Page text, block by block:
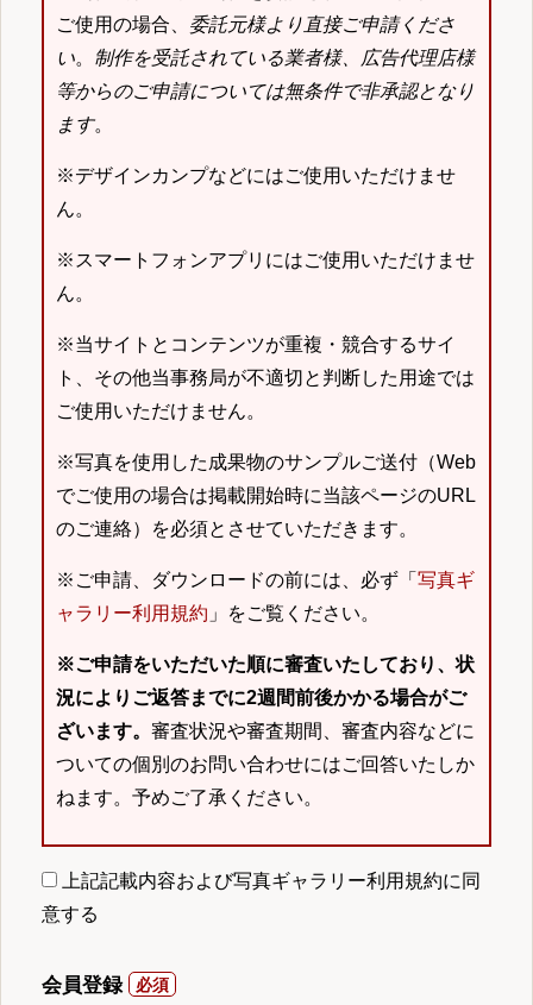
ご使用の場合、 委託元様より直接ご申請くださ
い。 制作を受託されている業者様、広告代理店様
等からのご申請については無条件で非承認となり
ます。
※デザインカンプなどにはご使用いただけませ
ん。
※スマートフォンアプリにはご使用いただけませ
ん。
※当サイトとコンテンツが重複・競合するサイ
ト、その他当事務局が不適切と判断した用途では
ご使用いただけません。
※写真を使用した成果物のサンプルご送付（Web
でご使用の場合は掲載開始時に当該ページのURL
のご連絡）を必須とさせていただきます。
※ご申請、ダウンロードの前には、必ず「 写真ギ
ャラリー利用規約 」をご覧ください。
※ご申請をいただいた順に審査いたしており、状
況によりご返答までに2週間前後かかる場合がご
ざいます。 審査状況や審査期間、審査内容などに
ついての個別のお問い合わせにはご回答いたしか
ねます。予めご了承ください。
上記記載内容および写真ギャラリー利用規約に同
意する
会員登録